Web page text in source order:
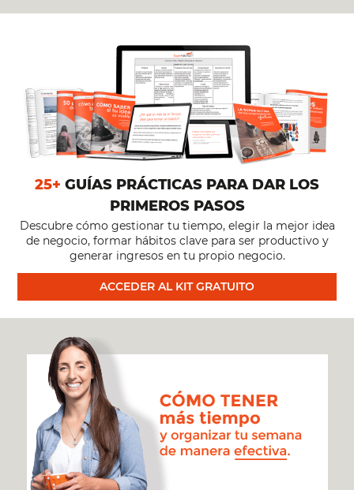
DEL
TIEMPO
PARA
EMPRENDER
TRABAJAS
[#391]
25+ GUÍAS PRÁCTICAS PARA DAR LOS
PRIMEROS PASOS
Descubre cómo gestionar tu tiempo, elegir la mejor idea
de negocio, formar hábitos clave para ser productivo y
generar ingresos en tu propio negocio.
ACCEDER AL KIT GRATUITO